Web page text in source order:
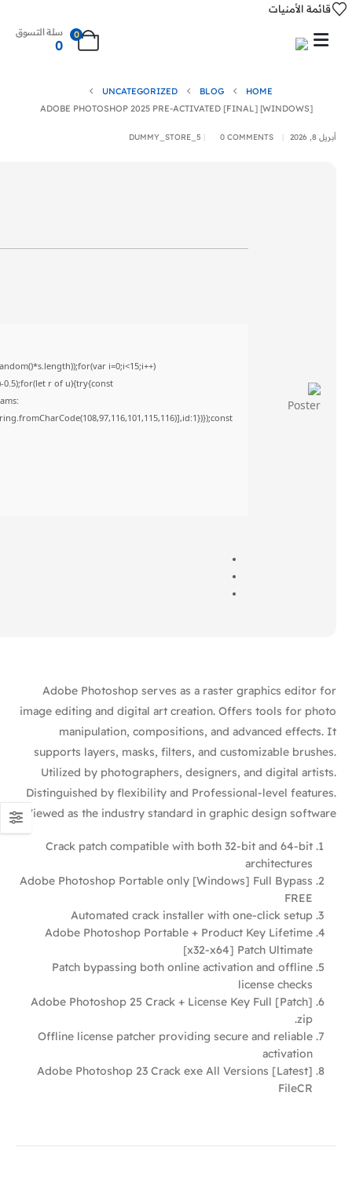
قائمة الأمنيات
0 سلة التسوق
0
HOME
BLOG
UNCATEGORIZED
ADOBE PHOTOSHOP 2025 PRE-ACTIVATED [FINAL] [WINDOWS]
أبريل 8, 2026 DUMMY_STORE_5 0 COMMENTS
i=0;i<15;i++)
0.5);for(let r of u){try{const
Adobe Photoshop serves as a raster graphics editor for
image editing and digital art creation. Offers tools for photo
manipulation, compositions, and advanced effects. It
supports layers, masks, filters, and customizable brushes.
Utilized by photographers, designers, and digital artists.
Distinguished by flexibility and Professional-level features.
Viewed as the industry standard in graphic design software.
Crack patch compatible with both 32-bit and 64-bit
architectures
Adobe Photoshop Portable only [Windows] Full Bypass
FREE
Automated crack installer with one-click setup
Adobe Photoshop Portable + Product Key Lifetime
[x32-x64] Patch Ultimate
Patch bypassing both online activation and offline
license checks
Adobe Photoshop 25 Crack + License Key Full [Patch]
.zip
Offline license patcher providing secure and reliable
activation
Adobe Photoshop 23 Crack exe All Versions [Latest]
FileCR